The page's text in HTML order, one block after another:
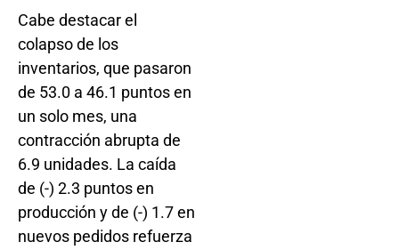
Cabe destacar el
colapso de los
inventarios, que pasaron
de 53.0 a 46.1 puntos en
un solo mes, una
contracción abrupta de
6.9 unidades. La caída
de (-) 2.3 puntos en
producción y de (-) 1.7 en
nuevos pedidos refuerza